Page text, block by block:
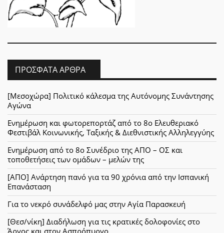
ΠΡΌΣΦΑΤΑ ΆΡΘΡΑ
[Μεσοχώρα] Πολιτικό κάλεσμα της Αυτόνομης Συνάντησης
Αγώνα
Ενημέρωση και φωτορεπορτάζ από το 8ο Ελευθεριακό
Φεστιβάλ Κοινωνικής, Ταξικής & Διεθνιστικής Αλληλεγγύης
Ενημέρωση από το 8ο Συνέδριο της ΑΠΟ – ΟΣ και
τοποθετήσεις των ομάδων – μελών της
[ΑΠΟ] Ανάρτηση πανό για τα 90 χρόνια από την Ισπανική
Επανάσταση
Για το νεκρό συνάδελφό μας στην Αγία Παρασκευή
[Θεσ/νίκη] Διαδήλωση για τις κρατικές δολοφονίες στο
Άργος και στον Ασπρόπυργο